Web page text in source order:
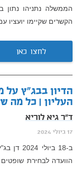
הממשלה נתניהו נתון
הקשרים שקיימו יועציו
לחצו כאן
הדיון בבג"ץ על
העליון | כל מה
ד"ר גיא לוריא
17 ביולי 2024
ב-18
הוועדה לבחירת